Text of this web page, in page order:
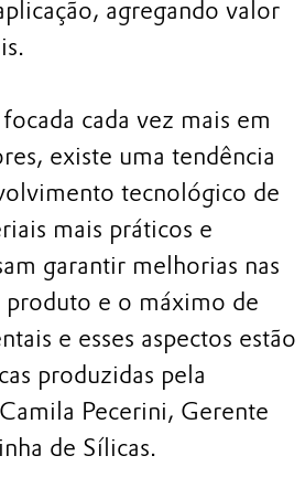
agregando valor
cada vez mais em
existe uma tendência
tecnológico de
mais práticos e
garantir melhorias nas
produto e o máximo de
e esses aspectos estão
produzidas pela
Pecerini, Gerente
de Sílicas.